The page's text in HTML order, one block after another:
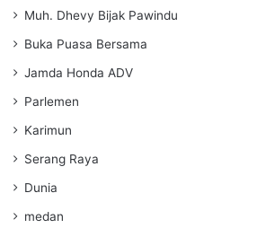
Muh. Dhevy Bijak Pawindu
Buka Puasa Bersama
Jamda Honda ADV
Parlemen
Karimun
Serang Raya
Dunia
medan